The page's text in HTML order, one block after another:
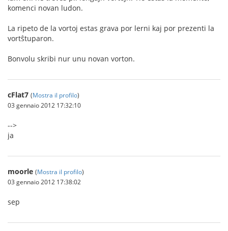
komenci novan ludon.
La ripeto de la vortoj estas grava por lerni kaj por prezenti la
vortŝtuparon.
Bonvolu skribi nur unu novan vorton.
cFlat7 (Mostra il profilo)
03 gennaio 2012 17:32:10
-->
ja
moorle (Mostra il profilo)
03 gennaio 2012 17:38:02
sep